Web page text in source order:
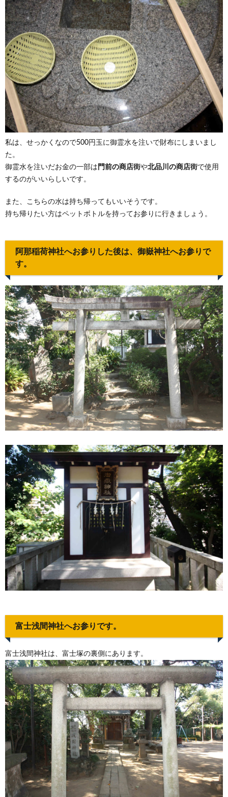
私は、せっかくなので500円玉に御霊水を注いで財布にしまいまし
た。
御霊水を注いだお金の一部は 門前の商店街や北品川の商店街で使用
するのがいいらしいです。
また、こちらの水は持ち帰ってもいいそうです。
持ち帰りたい方はペットボトルを持ってお参りに行きましょう。
阿那稲荷神社へお参りした後は、御嶽神社へお参りで
す。
富士浅間神社へお参りです。
富士浅間神社は、富士塚の裏側にあります。